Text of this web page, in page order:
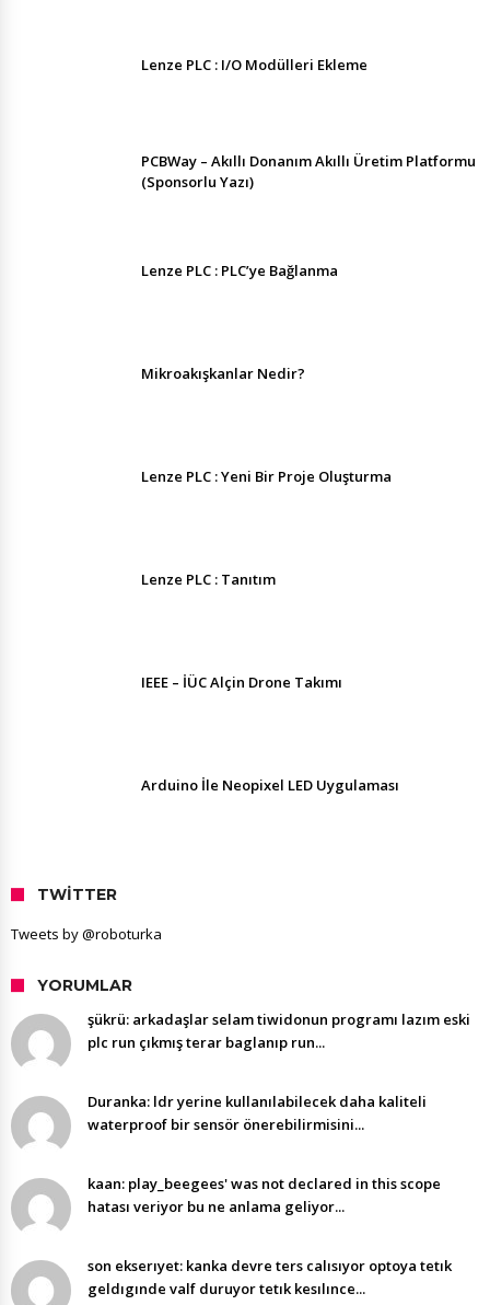
Lenze PLC : I/O Modülleri Ekleme
PCBWay – Akıllı Donanım Akıllı Üretim Platformu
(Sponsorlu Yazı)
Lenze PLC : PLC’ye Bağlanma
Mikroakışkanlar Nedir?
Lenze PLC : Yeni Bir Proje Oluşturma
Lenze PLC : Tanıtım
IEEE – İÜC Alçin Drone Takımı
Arduino İle Neopixel LED Uygulaması
TWITTER
Tweets by @roboturka
YORUMLAR
şükrü: arkadaşlar selam tiwidonun programı lazım eski
plc run çıkmış terar baglanıp run...
Duranka: ldr yerine kullanılabilecek daha kaliteli
waterproof bir sensör önerebilirmisini...
kaan: play_beegees' was not declared in this scope
hatası veriyor bu ne anlama geliyor...
son ekserıyet: kanka devre ters calısıyor optoya tetık
geldıgınde valf duruyor tetık kesılınce...